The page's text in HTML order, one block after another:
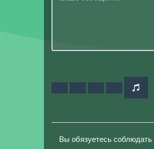
Вы обязуетесь соблюдать